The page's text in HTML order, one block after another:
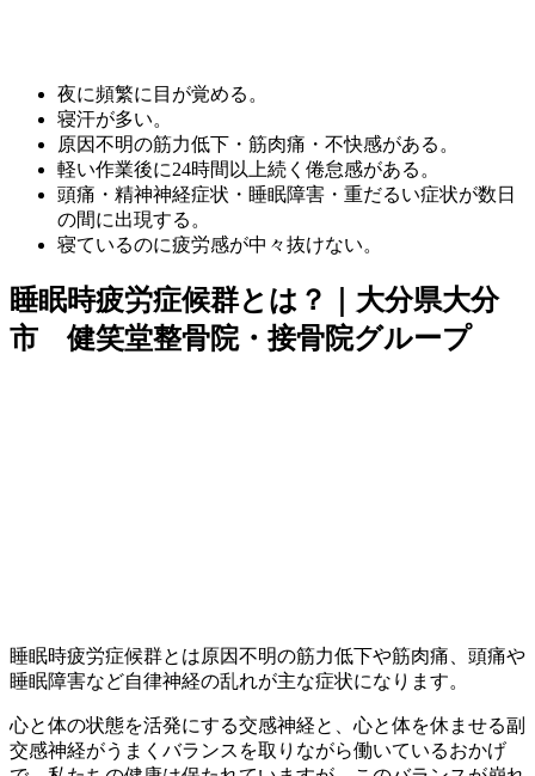
夜に頻繁に目が覚める。
寝汗が多い。
原因不明の筋力低下・筋肉痛・不快感がある。
軽い作業後に24時間以上続く倦怠感がある。
頭痛・精神神経症状・睡眠障害・重だるい症状が数日
の間に出現する。
寝ているのに疲労感が中々抜けない。
睡眠時疲労症候群とは？｜大分県大分
市 健笑堂整骨院・接骨院グループ
睡眠時疲労症候群とは原因不明の筋力低下や筋肉痛、頭痛や
睡眠障害など自律神経の乱れが主な症状になります。
心と体の状態を活発にする交感神経と、心と体を休ませる副
交感神経がうまくバランスを取りながら働いているおかげ